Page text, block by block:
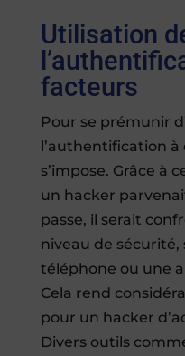
Utilisation
facteurs
Pour se prémunir
l’authentification à
s’impose. Grâce à
un hacker
passe, il serait
niveau de sécurité,
téléphone ou une
Cela rend
pour un hacker
Divers outils